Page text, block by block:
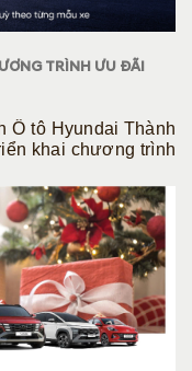
TRÌNH ƯU ĐÃI
QUÝ”
Ô tô Hyundai Thành
khai chương trình
triệu đồng cùng
hàng mua xe